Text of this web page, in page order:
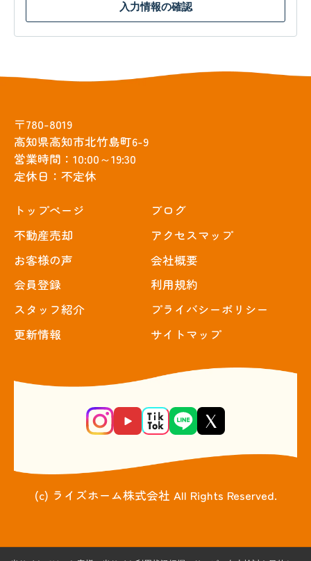
入力情報の確認
〒780-8019
高知県高知市北竹島町6-9
営業時間：10:00～19:30
定休日：不定休
トップぺージ
不動産売却
お客様の声
会員登録
スタッフ紹介
更新情報
ブログ
アクセスマップ
会社概要
利用規約
プライバシーポリシー
サイトマップ
(c) ライズホーム株式会社 All Rights Reserved.